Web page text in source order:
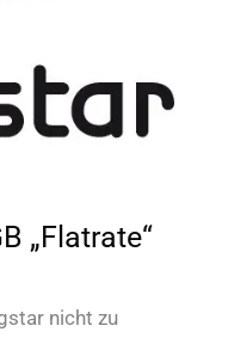
„Flatrate“
nicht zu